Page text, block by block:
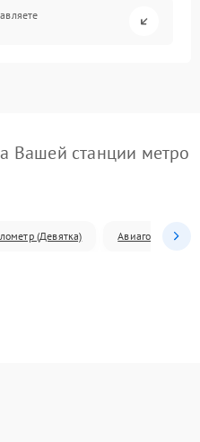
Вашей станции метро
(Девятка) Авиагородок